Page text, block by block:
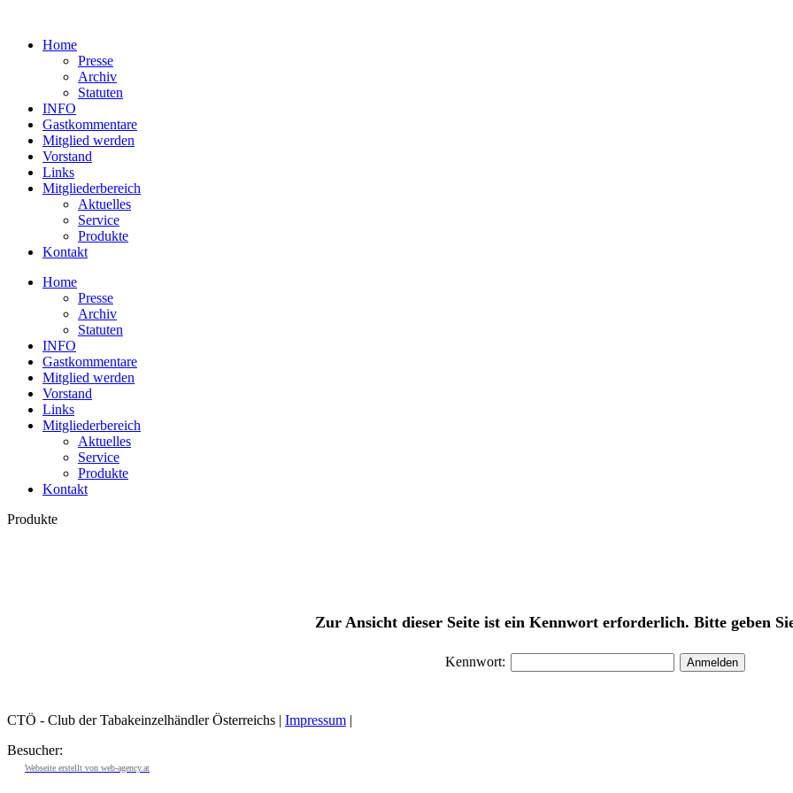
Home
Presse
Archiv
Statuten
INFO
Gastkommentare
Mitglied werden
Vorstand
Links
Mitgliederbereich
Aktuelles
Service
Produkte
Kontakt
Home
Presse
Archiv
Statuten
INFO
Gastkommentare
Mitglied werden
Vorstand
Links
Mitgliederbereich
Aktuelles
Service
Produkte
Kontakt
Produkte
Zur Ansicht dieser Seite ist ein Kennwort erforderlich. Bitte geben
Kennwort:
CTÖ - Club der Tabakeinzelhändler Österreichs | Impressum |
Besucher:
Webseite erstellt von web-agency.at